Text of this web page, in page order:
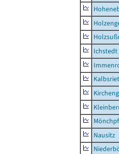
Ichstedt
Nausitz